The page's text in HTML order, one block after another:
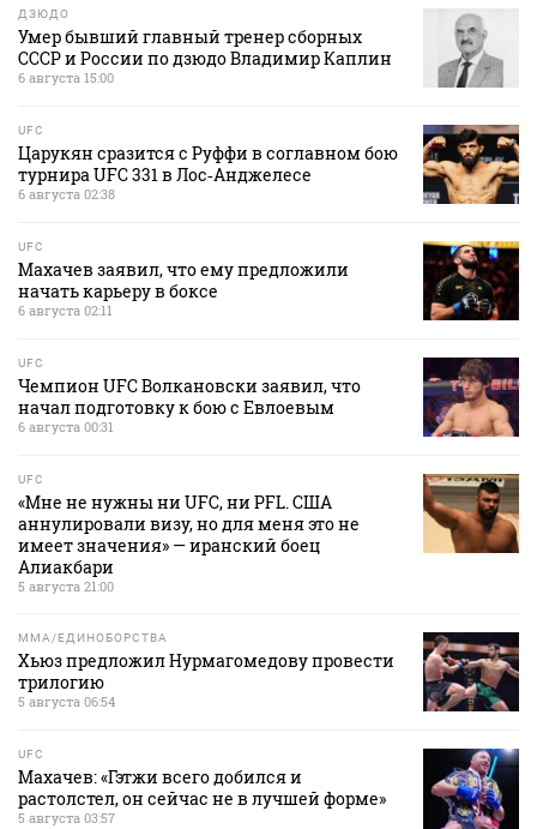
ДЗЮДО
Умер бывший главный тренер сборных
СССР и России по дзюдо Владимир Каплин
6 августа 15:00
UFC
Царукян сразится с Руффи в соглавном бою
турнира UFC 331 в Лос‑Анджелесе
6 августа 02:38
UFC
Махачев заявил, что ему предложили
начать карьеру в боксе
6 августа 02:11
UFC
Чемпион UFC Волкановски заявил, что
начал подготовку к бою с Евлоевым
6 августа 00:31
UFC
«Мне не нужны ни UFC, ни PFL. США
аннулировали визу, но для меня это не
имеет значения» — иранский боец
Алиакбари
5 августа 21:00
MMA/ЕДИНОБОРСТВА
Хьюз предложил Нурмагомедову провести
трилогию
5 августа 06:54
UFC
Махачев: «Гэтжи всего добился и
растолстел, он сейчас не в лучшей форме»
5 августа 03:57